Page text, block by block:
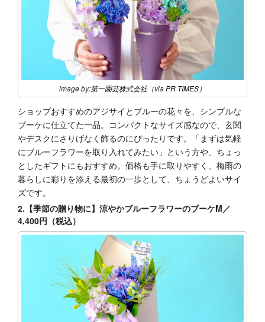
image by:第一園芸株式会社（viaPR TIMES）
ショップおすすめのアジサイとブルーの花々を、シンプルな
ブーケに仕立てた一品。コンパクトなサイズ感なので、玄関
やデスクにさりげなく飾るのにぴったりです。「まずは気軽
にブルーフラワーを取り入れてみたい」という方や、ちょっ
としたギフトにもおすすめ。価格も手に取りやすく、梅雨の
暮らしに彩りを添える最初の一歩として、ちょうどよいサイ
ズです。
2.【季節の贈り物に】涼やかブルーフラワーのブーケM／
4,400円（税込）